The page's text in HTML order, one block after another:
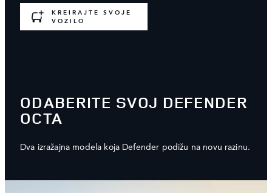
KREIRAJTE SVOJE
VOZILO
ODABERITE SVOJ DEFENDER
OCTA
Dva izražajna modela koja Defender podižu na novu razinu.